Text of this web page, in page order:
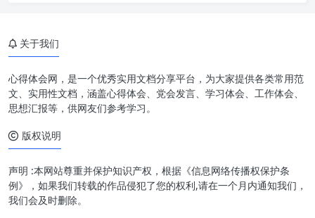
关于我们
心得体会网，是一个优秀实用文档分享平台，为大家提供各类常用范
文、实用性文档，涵盖心得体会、党会发言、学习体会、工作体会、
思想汇报等，供网友们参考学习。
版权说明
声明 :本网站尊重并保护知识产权，根据《信息网络传播权保护条
例》，如果我们转载的作品侵犯了您的权利,请在一个月内通知我们，
我们会及时删除。